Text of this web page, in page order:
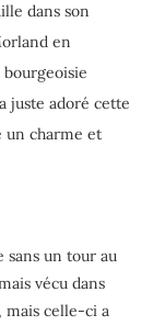
dans son
en
bourgeoisie
juste adoré cette
un charme et
sans un tour au
vécu dans
mais celle-ci a